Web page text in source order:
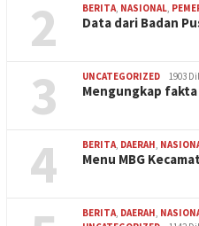
2 BERITA, NASIONAL,
Data dari Badan
3 UNCATEGORIZED 1903
Mengungkap
4 BERITA, DAERAH,
Menu MBG
BERITA, DAERAH,